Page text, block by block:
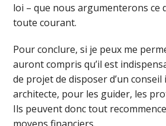
loi – que nous argumenterons ce
toute courant.
Pour conclure, si je peux me
auront compris qu’il est
de projet de disposer d’un
architecte, pour les guider, les
Ils peuvent donc tout